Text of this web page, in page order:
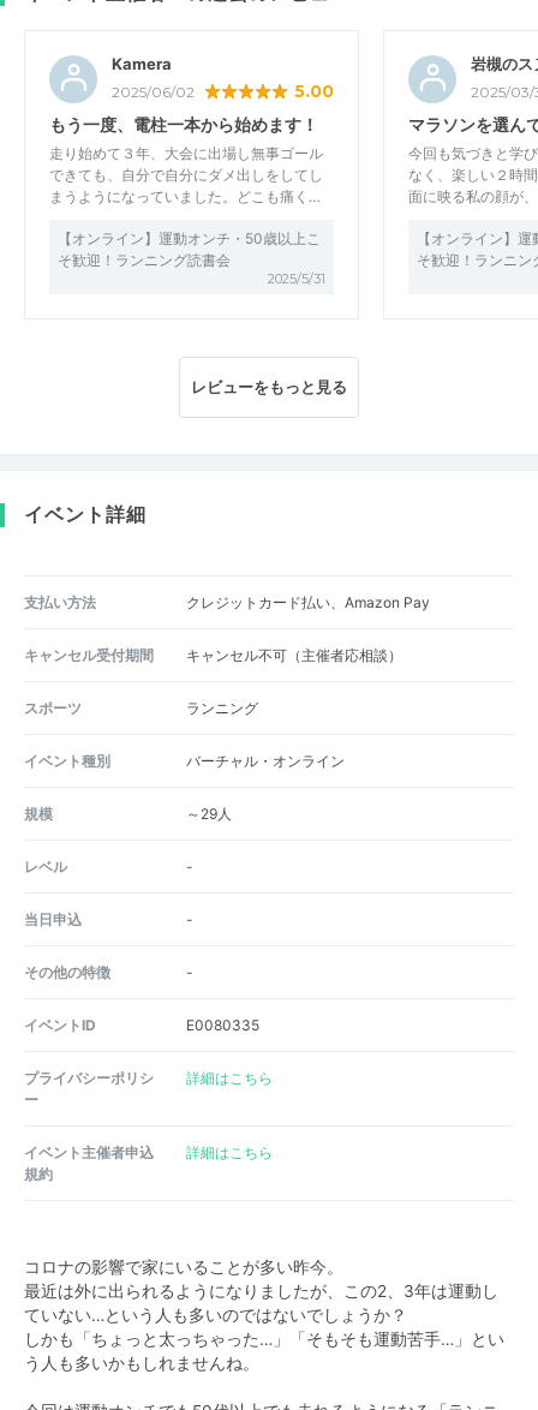
Kamera
2025/06/02 5.00
もう一度、電柱一本から始めます！
走り始めて３年、大会に出場し無事ゴール
できても、自分で自分にダメ出しをしてし
まうようになっていました。どこも痛く…
【オンライン】運動オンチ・50歳以上こ
そ歓迎！ランニング読書会
2025/5/31
岩槻のス
2025/03/
マラソンを選ん
今回も気づきと学
なく、楽しい２時
面に映る私の顔が
【オンライン】
そ歓迎！ランニン
レビューをもっと見る
イベント詳細
支払い方法 クレジットカード払い、Amazon Pay
キャンセル受付期間 キャンセル不可（主催者応相談）
スポーツ ランニング
イベント種別 バーチャル・オンライン
規模 ～29人
レベル -
当日申込 -
その他の特徴 -
イベントID E0080335
プライバシーポリシ
ー
詳細はこちら
イベント主催者申込
規約
詳細はこちら
コロナの影響で家にいることが多い昨今。
最近は外に出られるようになりましたが、この2、3年は運動し
ていない…という人も多いのではないでしょうか？
しかも「ちょっと太っちゃった…」「そもそも運動苦手…」とい
う人も多いかもしれませんね。